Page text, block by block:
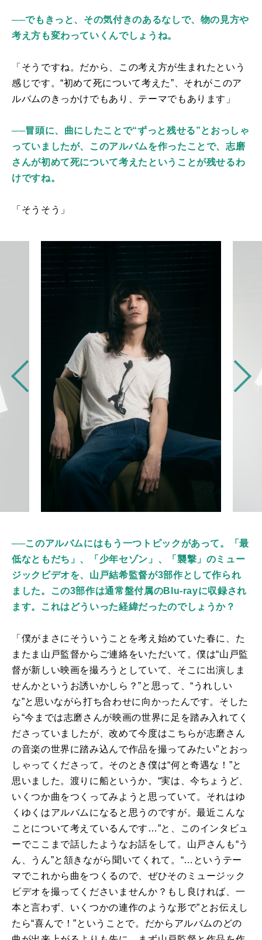
──でもきっと、その気付きのあるなしで、物の見方や
考え方も変わっていくんでしょうね。
「そうですね。だから、この考え方が生まれたという
感じです。“初めて死について考えた” 、それがこのア
ルバムのきっかけでもあり、テーマでもあります」
──冒頭に、曲にしたことで“ずっと残せる”とおっしゃ
っていましたが、このアルバムを作ったことで、志磨
さんが初めて死について考えたということが残せるわ
けですね。
「そうそう」
──このアルバムにはもう一つトピックがあって。「最
低なともだち」、「少年セゾン」、「襲撃」のミュー
ジックビデオを、山戸結希監督が3部作として作られ
ました。この3部作は通常盤付属のBlu-rayに収録され
ます。これはどういった経緯だったのでしょうか？
「僕がまさにそういうことを考え始めていた春に、た
またま山戸監督からご連絡をいただいて。僕は“山戸監
督が新しい映画を撮ろうとしていて、そこに出演しま
せんかというお誘いかしら？”と思って、“ うれしい
な”と思いながら打ち合わせに向かったんです。そした
ら“今までは志磨さんが映画の世界に足を踏み入れてく
ださっていましたが、改めて今度はこちらが志磨さん
の音楽の世界に踏み込んで作品を撮ってみたい”とおっ
しゃってくださって。そのとき僕は“何と奇遇な！ ”と
思いました。渡りに船というか。 “実は、今ちょうど、
いくつか曲をつくってみようと思っていて。それはゆ
くゆくはアルバムになると思うのですが。最近こんな
ことについて考えているんです …”と、このインタビュ
ーでここまで話したようなお話をして。山戸さんも“う
ん、うん”と頷きながら聞いてくれて。 “… というテー
マでこれから曲をつくるので、ぜひそのミュージック
ビデオを撮ってくださいませんか？もし良ければ、一
本と言わず、いくつかの連作のような形で”とお伝えし
たら“喜んで！”ということで。だからアルバムのどの